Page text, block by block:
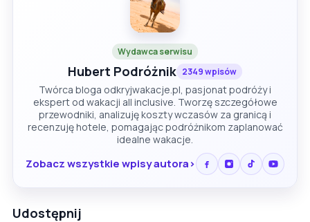
Wydawca serwisu
Hubert Podróżnik 2349 wpisów
Twórca bloga odkryjwakacje.pl, pasjonat podróży i
ekspert od wakacji all inclusive. Tworzę szczegółowe
przewodniki, analizuję koszty wczasów za granicą i
recenzuję hotele, pomagając podróżnikom zaplanować
idealne wakacje.
Zobacz wszystkie wpisy autora
Udostępnij